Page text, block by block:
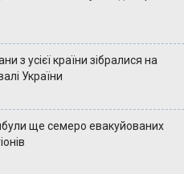
з усієї країни зібралися на
України
ще семеро евакуйованих